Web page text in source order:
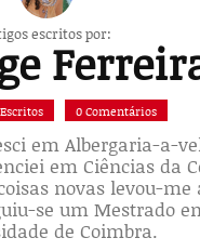
escritos por:
0 Comentários
em Albergaria-a-
em Ciências da
novas levou-
se um Mestrado
de Coimbra.